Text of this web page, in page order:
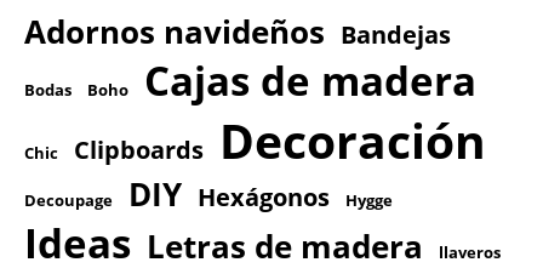
Adornos navideños Bandejas
Bodas Boho Cajas de madera
Chic Clipboards Decoración
Decoupage DIY Hexágonos Hygge
Ideas Letras de madera llaveros